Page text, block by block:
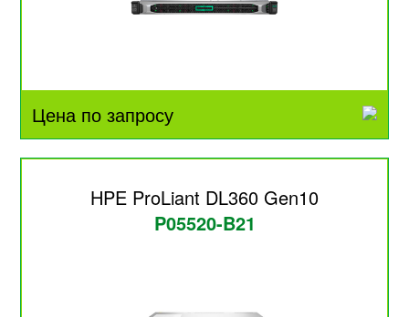
Цена по запросу
HPE ProLiant DL360 Gen10
P05520-B21